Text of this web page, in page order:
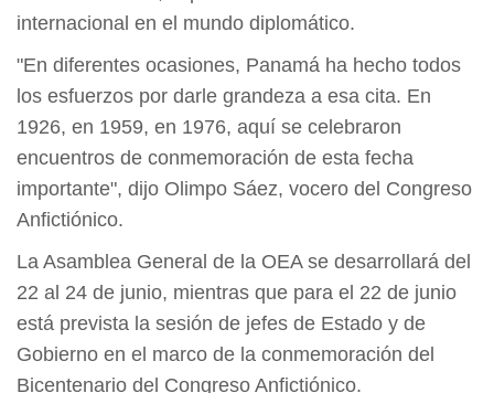
internacional en el mundo diplomático.
"En diferentes ocasiones, Panamá ha hecho todos
los esfuerzos por darle grandeza a esa cita. En
1926, en 1959, en 1976, aquí se celebraron
encuentros de conmemoración de esta fecha
importante", dijo Olimpo Sáez, vocero del Congreso
Anfictiónico.
La Asamblea General de la OEA se desarrollará del
22 al 24 de junio, mientras que para el 22 de junio
está prevista la sesión de jefes de Estado y de
Gobierno en el marco de la conmemoración del
Bicentenario del Congreso Anfictiónico.